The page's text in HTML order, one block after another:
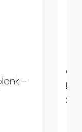
–
x 6